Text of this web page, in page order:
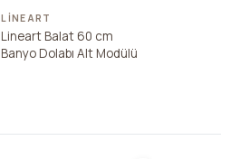
LINEART
Lineart Balat 60 cm
Banyo Dolabı Alt Modülü